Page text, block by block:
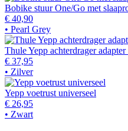
Bobike stuur One/Go met
€ 40,90
• Pearl Grey
Thule Yepp achterdrager
€ 37,95
• Zilver
Yepp voetrust universeel
€ 26,95
• Zwart